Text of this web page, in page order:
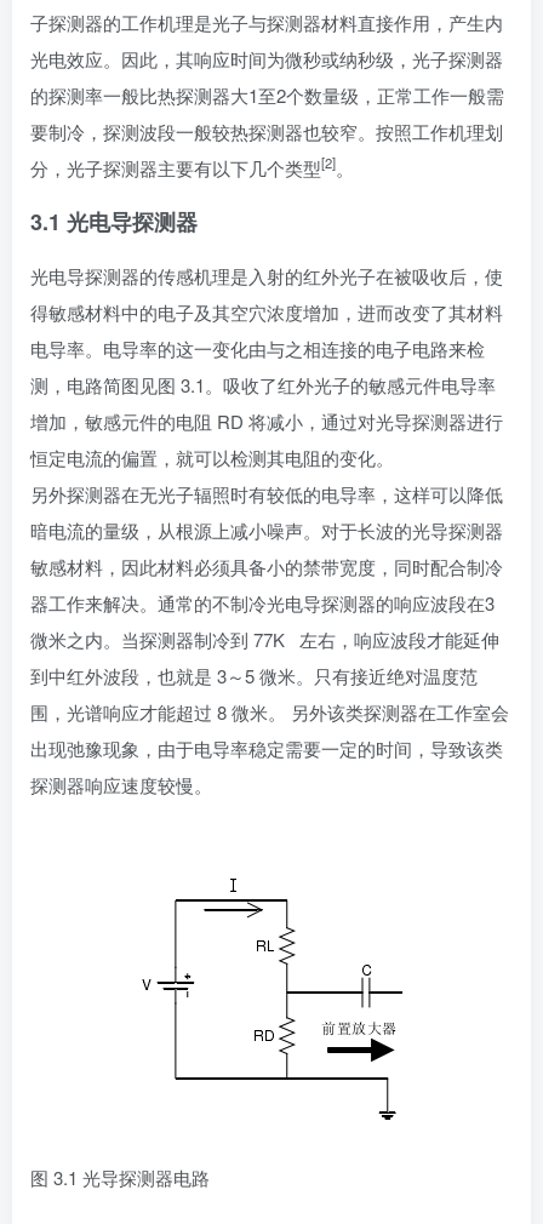
子探测器的工作机理是光子与探测器材料直接作用，产生内
光电效应。因此，其响应时间为微秒或纳秒级，光子探测器
的探测率一般比热探测器大1至2个数量级，正常工作一般需
要制冷，探测波段一般较热探测器也较窄。按照工作机理划
分，光子探测器主要有以下几个类型[2]。
3.1 光电导探测器
光电导探测器的传感机理是入射的红外光子在被吸收后，使
得敏感材料中的电子及其空穴浓度增加，进而改变了其材料
电导率。电导率的这一变化由与之相连接的电子电路来检
测，电路简图见图 3.1。吸收了红外光子的敏感元件电导率
增加，敏感元件的电阻 RD 将减小，通过对光导探测器进行
恒定电流的偏置，就可以检测其电阻的变化。
另外探测器在无光子辐照时有较低的电导率，这样可以降低
暗电流的量级，从根源上减小噪声。对于长波的光导探测器
敏感材料，因此材料必须具备小的禁带宽度，同时配合制冷
器工作来解决。通常的不制冷光电导探测器的响应波段在3
微米之内。当探测器制冷到 77K 左右，响应波段才能延伸
到中红外波段，也就是 3～5 微米。只有接近绝对温度范
围，光谱响应才能超过 8 微米。 另外该类探测器在工作室会
出现弛豫现象，由于电导率稳定需要一定的时间，导致该类
探测器响应速度较慢。
图 3.1 光导探测器电路